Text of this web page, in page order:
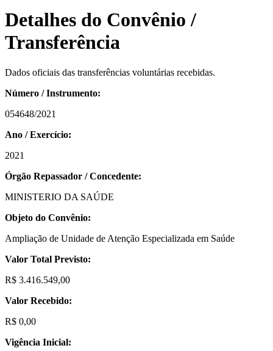
Detalhes do Convênio /
Transferência
Dados oficiais das transferências voluntárias recebidas.
Número / Instrumento:
054648/2021
Ano / Exercício:
2021
Órgão Repassador / Concedente:
MINISTERIO DA SAÚDE
Objeto do Convênio:
Ampliação de Unidade de Atenção Especializada em Saúde
Valor Total Previsto:
R$ 3.416.549,00
Valor Recebido:
R$ 0,00
Vigência Inicial: